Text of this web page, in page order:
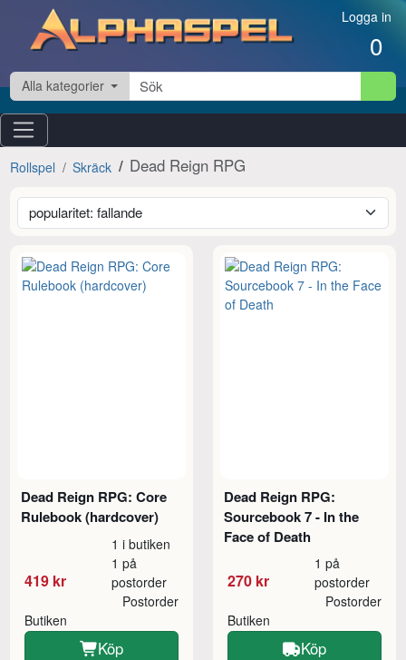
Hoppa till innehåll Logga in
0
Alla kategorier
Rollspel Skräck Dead Reign RPG
Dead Reign RPG: Core
Rulebook (hardcover)
419 kr
1 i butiken
1 på
postorder
Butiken
Postorder
Köp
Dead Reign RPG:
Sourcebook 7 - In the
Face of Death
270 kr
1 på
postorder
Butiken
Postorder
Köp